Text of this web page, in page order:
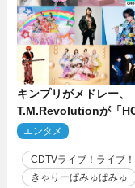
キンプリがメドレー、
T.M.Revolutionが「
露 来週の『CDTVラ
エンタメ
CDTVライブ！ライブ！
きゃりーぱみゅぱみゅ